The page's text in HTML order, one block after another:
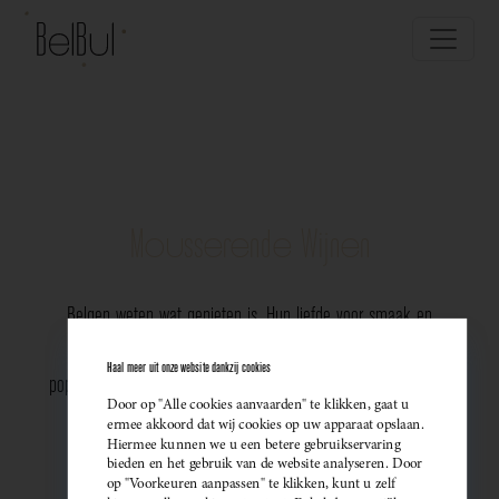
Belgen weten wat genieten is. Hun liefde voor smaak en
populariteit van Belgische mousserende wijnen. Meer dan ooit
kiezen ze bewust voor lokale bubbels — ideaal als
sprankelend aperitief of als verfijnde match bij een
gastronomisch diner. Santé!
Haal meer uit onze website dankzij cookies
Door op "Alle cookies aanvaarden" te klikken, gaat u
ermee akkoord dat wij cookies op uw apparaat opslaan.
Hiermee kunnen we u een betere gebruikservaring
bieden en het gebruik van de website analyseren. Door
op "Voorkeuren aanpassen" te klikken, kunt u zelf